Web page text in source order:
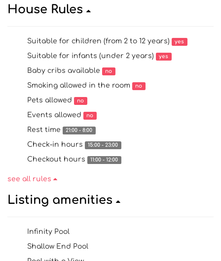
House Rules
Suitable for children (from 2 to 12 years) yes
Suitable for infants (under 2 years) yes
Baby cribs available no
Smoking allowed in the room no
Pets allowed no
Events allowed no
Rest time 21:00 - 8:00
Check-in hours 15:00 - 23:00
Checkout hours 11:00 - 12:00
see all rules
Listing amenities
Infinity Pool
Shallow End Pool